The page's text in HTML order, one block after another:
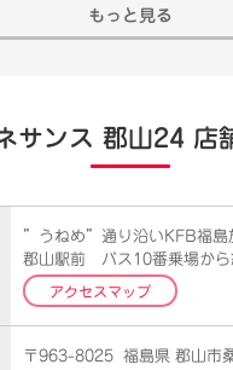
もっと見る
サンス 郡山24 店
”うねめ”通り沿いKFB福
郡山駅前 バス10番乗場から
アクセスマップ
〒963-8025 福島県 郡山市